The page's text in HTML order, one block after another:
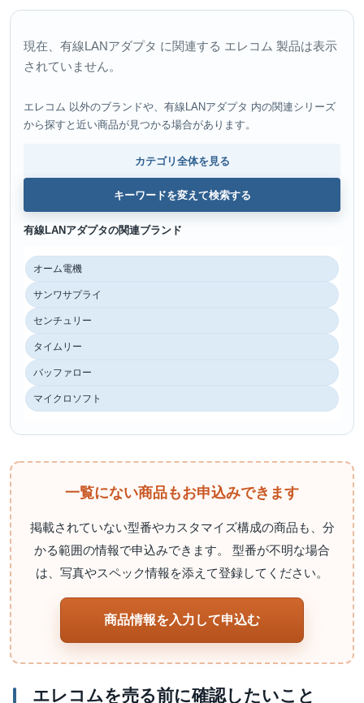
現在、有線LANアダプタ に関連する エレコム 製品は表示
されていません。
エレコム 以外のブランドや、有線LANアダプタ 内の関連シリーズ
から探すと近い商品が見つかる場合があります。
カテゴリ全体を見る
キーワードを変えて検索する
有線LANアダプタの関連ブランド
オーム電機
サンワサプライ
センチュリー
タイムリー
バッファロー
マイクロソフト
一覧にない商品もお申込みできます
掲載されていない型番やカスタマイズ構成の商品も、分
かる範囲の情報で申込みできます。 型番が不明な場合
は、写真やスペック情報を添えて登録してください。
商品情報を入力して申込む
エレコムを売る前に確認したいこと